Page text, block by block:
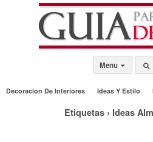
Menu
Decoracion De Interiores Ideas Y Estilo
Etiquetas › Ideas